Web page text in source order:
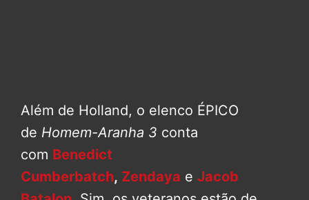
Além de Holland, o elenco ÉPICO
de Homem-Aranha 3 conta
com Benedict
Cumberbatch, Zendaya e Jacob